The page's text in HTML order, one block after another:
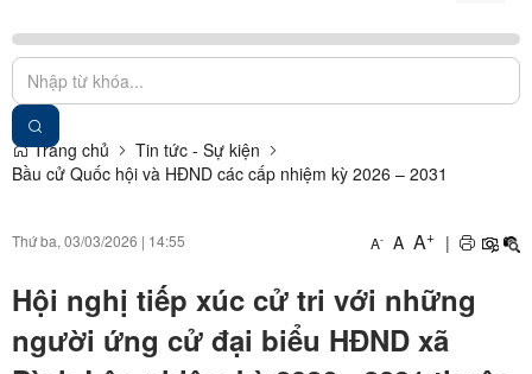
Trang chủ
Tin tức - Sự kiện
Bầu cử Quốc hội và HĐND các cấp nhiệm kỳ 2026 – 2031
Thứ ba, 03/03/2026 | 14:55 A- A A+ |
Hội nghị tiếp xúc cử tri với những
người ứng cử đại biểu HĐND xã